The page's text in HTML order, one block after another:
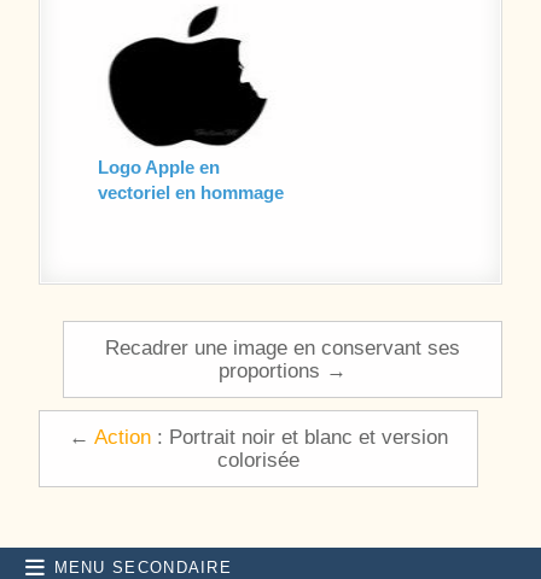
Logo Apple en
vectoriel en hommage
Navigation de l’article
Recadrer une image en conservant ses
proportions →
← Action : Portrait noir et blanc et version
colorisée
MENU SECONDAIRE